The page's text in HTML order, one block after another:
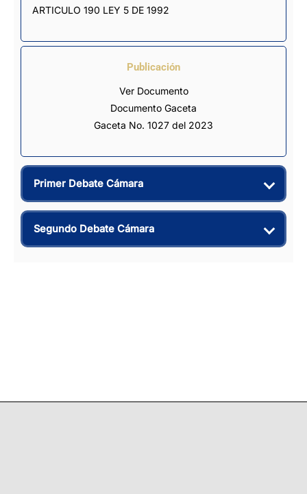
ARTICULO 190 LEY 5 DE 1992
Publicación
Ver Documento
Documento Gaceta
Gaceta No. 1027 del 2023
Primer Debate Cámara
Segundo Debate Cámara